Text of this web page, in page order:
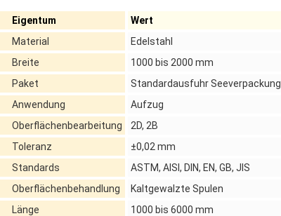
Eigentum
Wert
Material
Edelstahl
Breite
1000 bis 2000 mm
Paket
Standardausfuhr Seeverpackung
Anwendung
Aufzug
Oberflächenbearbeitung
2D, 2B
Toleranz
±0,02 mm
Standards
ASTM, AISI, DIN, EN, GB, JIS
Oberflächenbehandlung
Kaltgewalzte Spulen
Länge
1000 bis 6000 mm